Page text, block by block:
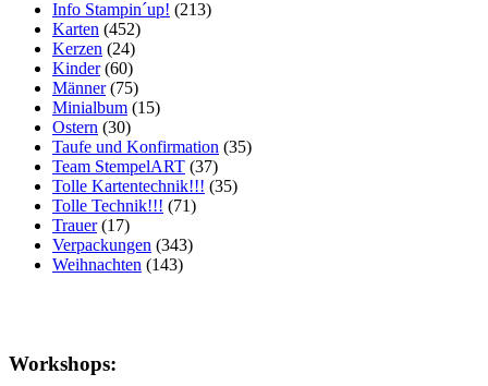
Info Stampin´up! (213)
Karten (452)
Kerzen (24)
Kinder(60)
Männer(75)
Minialbum (15)
Ostern (30)
Taufe und Konfirmation (35)
Team StempelART (37)
Tolle Kartentechnik!!! (35)
Tolle Technik!!! (71)
Trauer(17)
Verpackungen (343)
Weihnachten (143)
Workshops: